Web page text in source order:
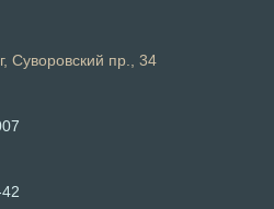
Суворовский пр., 34